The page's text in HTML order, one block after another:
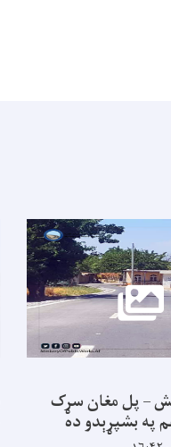
– پل مغان سړک
په بشپړېدو ده